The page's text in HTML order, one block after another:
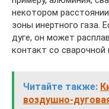
некотором
зоны инертного газа.
дуге, он может
контакт со сварочной
Читайте также:
воздушно-